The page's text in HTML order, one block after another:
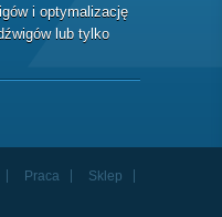
i optymalizację
lub tylko
Praca
Sklep